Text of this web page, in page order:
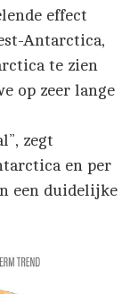
effect
Antarctica,
te zien
op zeer lange
zegt
en per
een duidelijke